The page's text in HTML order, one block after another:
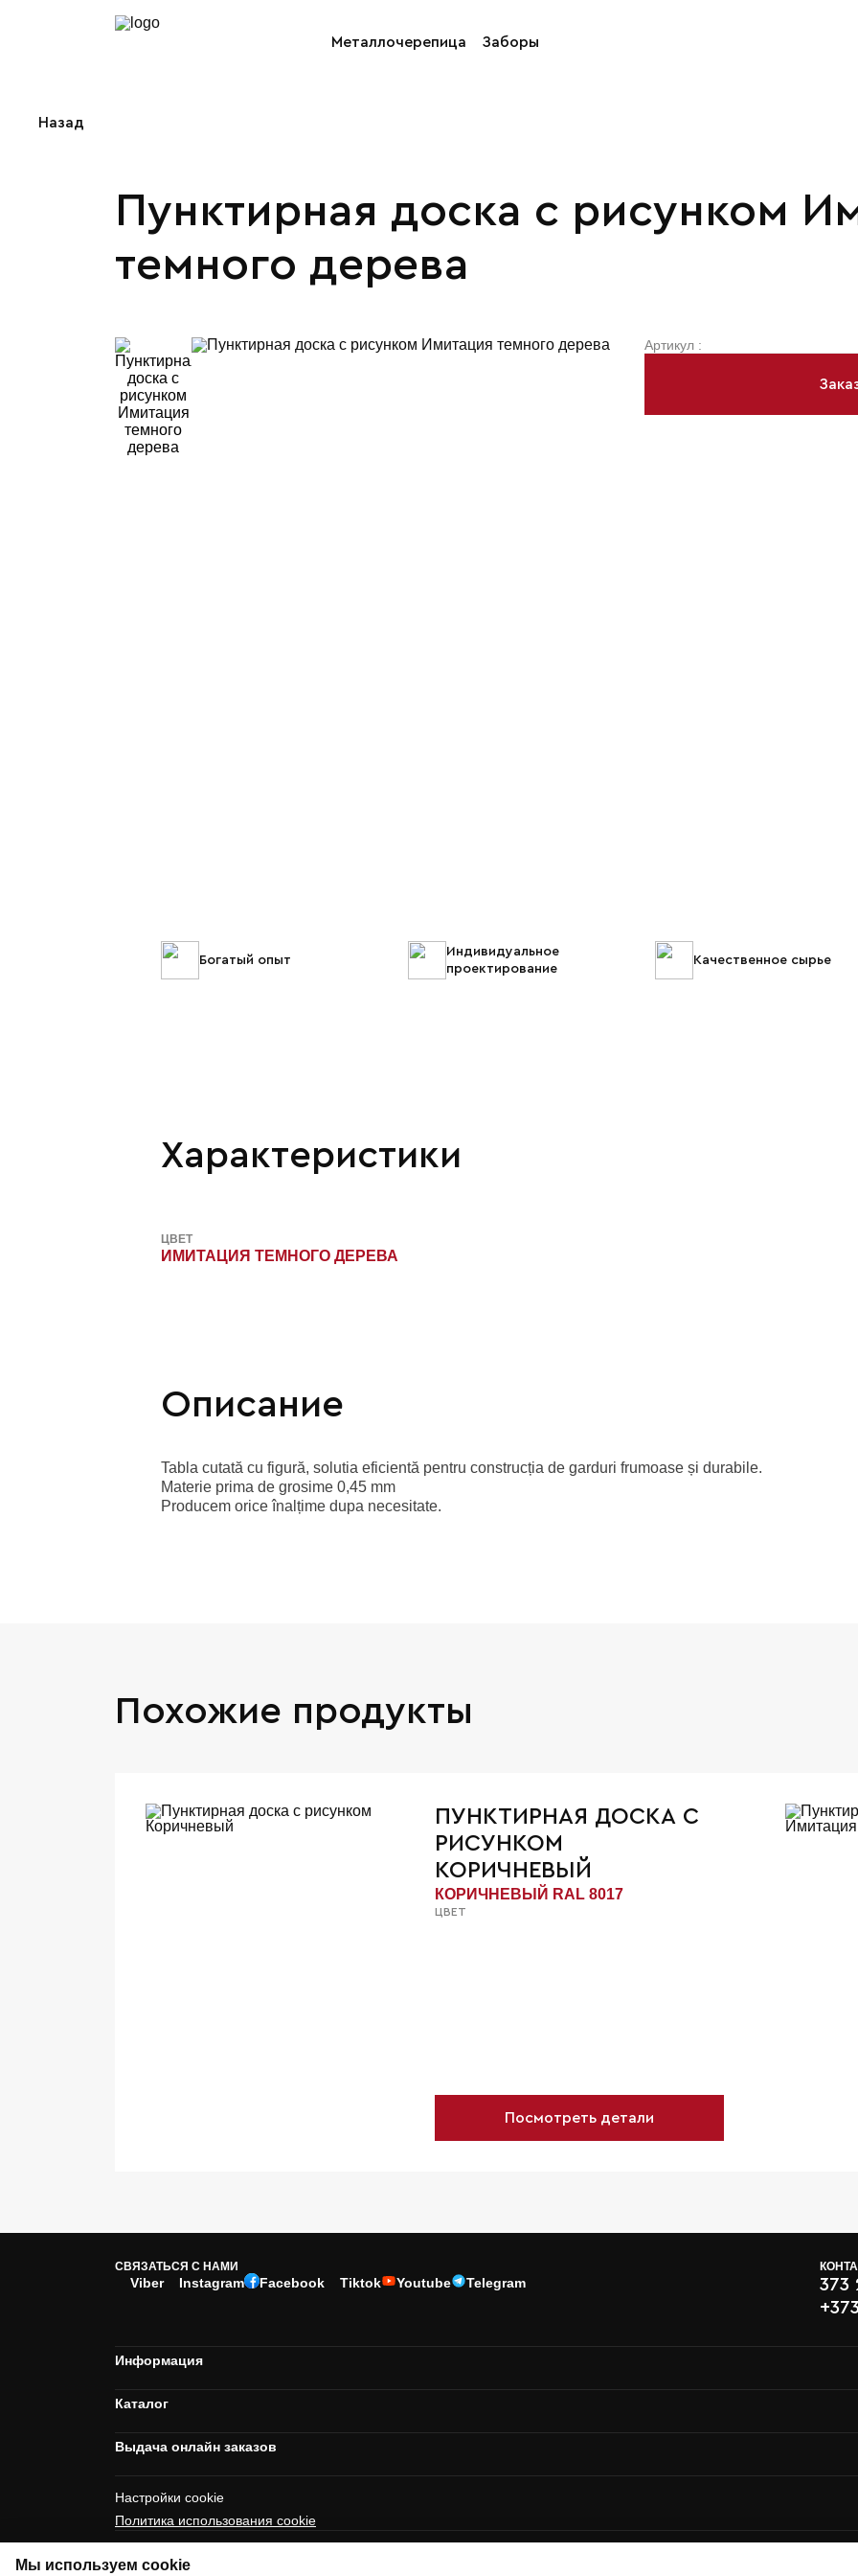
Металлочерепица Заборы
Назад
Пунктирная доска с рисунком
темного дерева
Артикул :
Богатый опыт
Индивидуальное
проектирование
Качественное сырье
Характеристики
ЦВЕТ
ИМИТАЦИЯ ТЕМНОГО ДЕРЕВА
Описание
Tabla cutată cu figură, solutia eficientă pentru construcția de garduri frumoase și durabile.
Materie prima de grosime 0,45 mm
Producem orice înalțime dupa necesitate.
Похожие продукты
ПУНКТИРНАЯ ДОСКА С
РИСУНКОМ
КОРИЧНЕВЫЙ
КОРИЧНЕВЫЙ RAL 8017
ЦВЕТ
Посмотреть детали
СВЯЗАТЬСЯ С НАМИ
Viber Instagram Facebook Tiktok Youtube Telegram
373
Информация
Каталог
Выдача онлайн заказов
Настройки cookie
Политика использования cookie
Мы используем cookie